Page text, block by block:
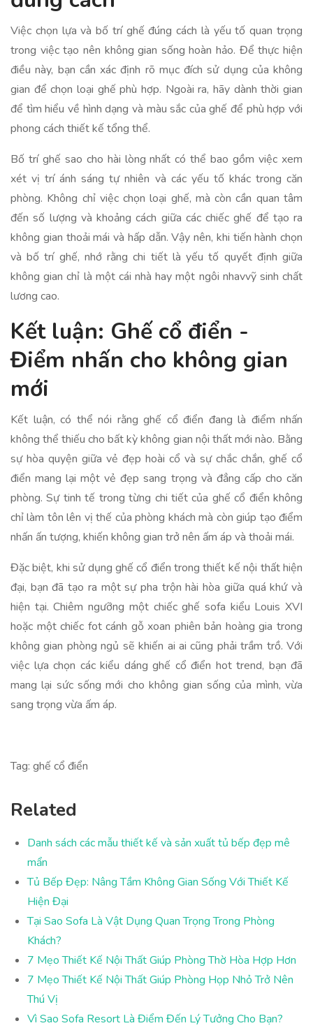
Việc chọn lựa và bố trí ghế đúng cách là yếu tố quan trọng
trong việc tạo nên không gian sống hoàn hảo. Để thực hiện
điều này, bạn cần xác định rõ mục đích sử dụng của không
gian để chọn loại ghế phù hợp. Ngoài ra, hãy dành thời gian
để tìm hiểu về hình dạng và màu sắc của ghế để phù hợp với
phong cách thiết kế tổng thể.
Bố trí ghế sao cho hài lòng nhất có thể bao gồm việc xem
xét vị trí ánh sáng tự nhiên và các yếu tố khác trong căn
phòng. Không chỉ việc chọn loại ghế, mà còn cần quan tâm
đến số lượng và khoảng cách giữa các chiếc ghế để tạo ra
không gian thoải mái và hấp dẫn. Vậy nên, khi tiến hành chọn
và bố trí ghế, nhớ rằng chi tiết là yếu tố quyết định giữa
không gian chỉ là một cái nhà hay một ngôi nhavvỹ sinh chất
lương cao.
Kết luận: Ghế cổ điển -
Điểm nhấn cho không gian
mới
Kết luận, có thể nói rằng ghế cổ điển đang là điểm nhấn
không thể thiếu cho bất kỳ không gian nội thất mới nào. Bằng
sự hòa quyện giữa vẻ đẹp hoài cổ và sự chắc chắn, ghế cổ
điển mang lại một vẻ đẹp sang trọng và đẳng cấp cho căn
phòng. Sự tinh tế trong từng chi tiết của ghế cổ điển không
chỉ làm tôn lên vị thế của phòng khách mà còn giúp tạo điểm
nhấn ấn tượng, khiến không gian trở nên ấm áp và thoải mái.
Đặc biệt, khi sử dụng ghế cổ điển trong thiết kế nội thất hiện
đại, bạn đã tạo ra một sự pha trộn hài hòa giữa quá khứ và
hiện tại. Chiêm ngưỡng một chiếc ghế sofa kiểu Louis XVI
hoặc một chiếc fot cánh gỗ xoan phiên bản hoàng gia trong
không gian phòng ngủ sẽ khiến ai ai cũng phải trầm trồ. Với
việc lựa chọn các kiểu dáng ghế cổ điển hot trend, bạn đã
mang lại sức sống mới cho không gian sống của mình, vừa
sang trọng vừa ấm áp.
Tag: ghế cổ điển
Related
Danh sách các mẫu thiết kế và sản xuất tủ bếp đẹp mê
mẩn
Tủ Bếp Đẹp: Nâng Tầm Không Gian Sống Với Thiết Kế
Hiện Đại
Tại Sao Sofa Là Vật Dụng Quan Trọng Trong Phòng
Khách?
7 Mẹo Thiết Kế Nội Thất Giúp Phòng Thờ Hòa Hợp Hơn
7 Mẹo Thiết Kế Nội Thất Giúp Phòng Họp Nhỏ Trở Nên
Thú Vị
Vì Sao Sofa Resort Là Điểm Đến Lý Tưởng Cho Bạn?